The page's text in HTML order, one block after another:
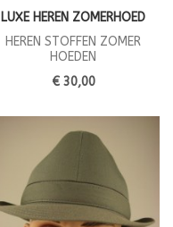
LUXE HEREN ZOMERHOED
HEREN STOFFEN ZOMER
HOEDEN
€ 30,00